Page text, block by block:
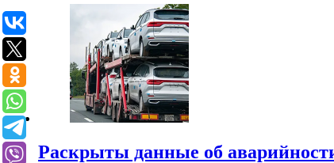
Раскрыты данные об